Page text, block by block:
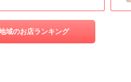
域のお店ランキング